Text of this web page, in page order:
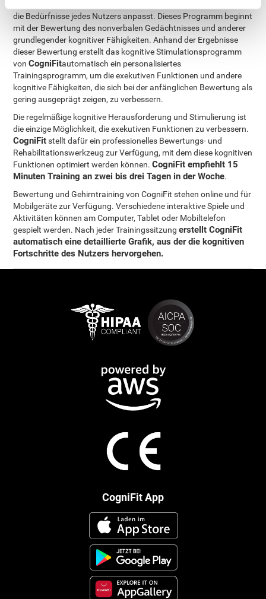
die Bedürfnisse jedes Nutzers anpasst. Dieses Programm beginnt
mit der Bewertung des nonverbalen Gedächtnisses und anderer
grundlegender kognitiver Fähigkeiten. Anhand der Ergebnisse
dieser Bewertung erstellt das kognitive Stimulationsprogramm
vonCogniFitautomatisch ein personalisiertes
Trainingsprogramm, um die exekutiven Funktionen und andere
kognitive Fähigkeiten, die sich bei der anfänglichen Bewertung als
gering ausgeprägt zeigen, zu verbessern.
Die regelmäßige kognitive Herausforderung und Stimulierung ist
die einzige Möglichkeit, die exekutiven Funktionen zu verbessern.
CogniFitstellt dafür ein professionelles Bewertungs- und
Rehabilitationswerkzeug zur Verfügung, mit dem diese kognitiven
Funktionen optimiert werden können.CogniFit empfiehlt 15
Minuten Training an zwei bis drei Tagen in der Woche.
Bewertung und Gehirntraining von CogniFit stehen online und für
Mobilgeräte zur Verfügung. Verschiedene interaktive Spiele und
Aktivitäten können am Computer, Tablet oder Mobiltelefon
gespielt werden. Nach jeder Trainingssitzungerstellt CogniFit
automatisch eine detaillierte Grafik, aus der die kognitiven
Fortschritte des Nutzers hervorgehen.
CogniFit App